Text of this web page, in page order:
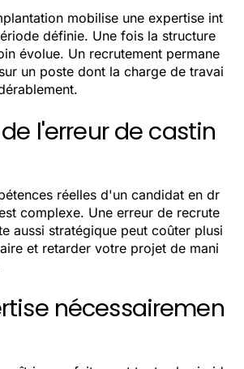
mobilise une expertise int
définie. Une fois la structure
évolue. Un recrutement permane
un poste dont la charge de travai
l'erreur de castin
réelles d'un candidat en dr
complexe. Une erreur de recrute
aussi stratégique peut coûter plusi
et retarder votre projet de mani
nécessairemen